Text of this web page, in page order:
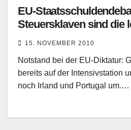
EU-
Steuersklaven sind die
15. NOVEMBER 2010
Notstand bei der EU-Diktatur:
bereits auf der Intensivstation
noch Irland und Portugal um.…